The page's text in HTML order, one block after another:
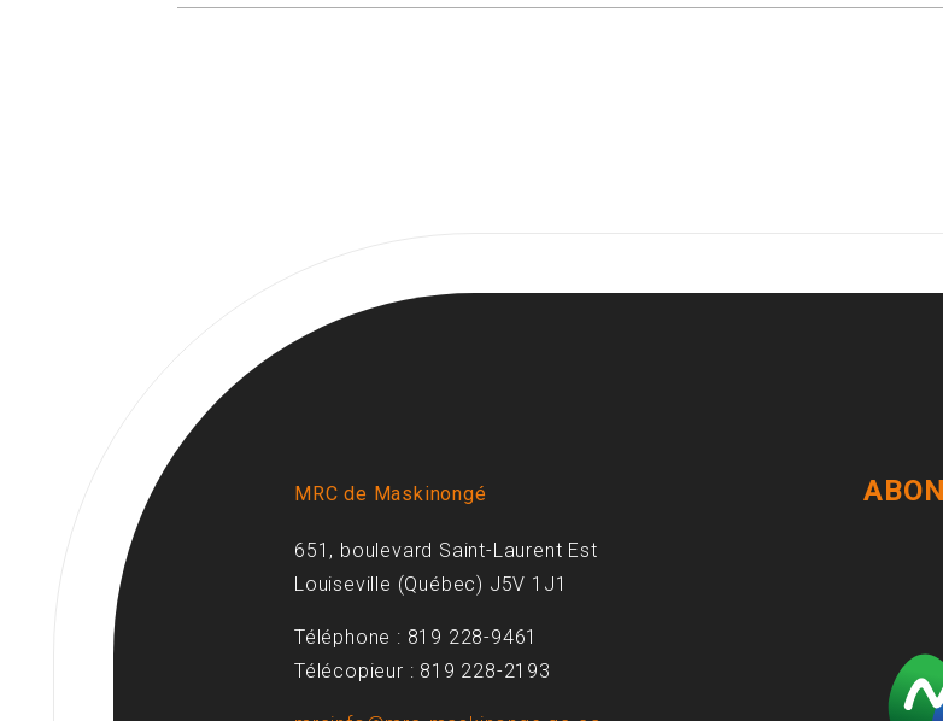
MRC de Maskinongé
651, boulevard Saint-Laurent Est
Louiseville (Québec) J5V 1J1
Téléphone : 819 228-9461
Télécopieur : 819 228-2193